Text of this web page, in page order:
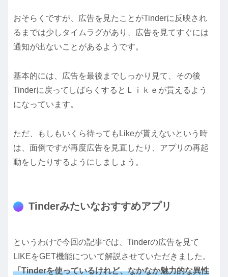
おそらくですが、広告を見たことがTinderに反映され
るまでは少しタイムラグがあり、広告を見てすぐには
通知が出ないことがあるようです。
基本的には、広告を最後までしっかり見て、その後
Tinderに戻ってしばらくするとＬｉｋｅが貰えるよう
になっています。
ただ、もしもいくら待ってもLikeが貰えないという時
は、面倒ですが再度広告を見直したり、アプリの再起
動をしたりするようにしましょう。
Tinderみたいなおすすめアプリ
というわけで今回の記事では、Tinderの広告を見て
LIKEをGET機能について解説させていただきました。
「Tinderを使っているけれど、なかなか魅力的な異性